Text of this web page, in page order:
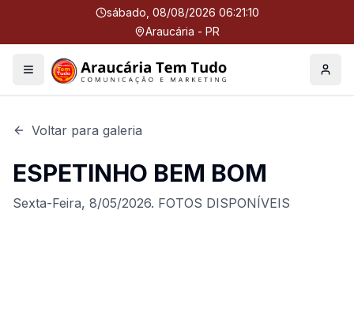
sábado, 08/08/2026 06:21:10
Araucária - PR
Menu Perfil
Voltar para galeria
ESPETINHO BEM BOM
Sexta-Feira, 8/05/2026. FOTOS DISPONÍVEIS